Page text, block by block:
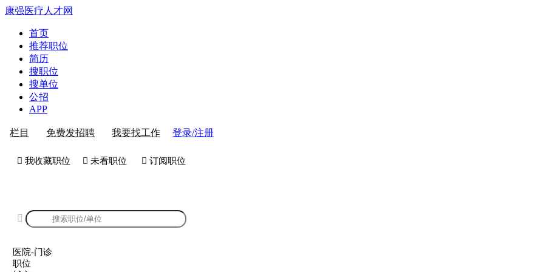
康强医疗人才网
首页
推荐职位
简历
搜职位
搜单位
公招
APP
栏目 免费发招聘 我要找工作 登录/注册
 我收藏职位  未看职位  订阅职位

医院-门诊
职位